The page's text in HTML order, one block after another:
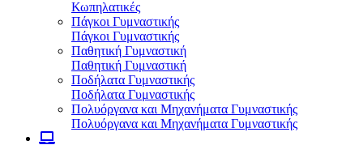
Κωπηλατικές
Πάγκοι Γυμναστικής
Πάγκοι Γυμναστικής
Παθητική Γυμναστική
Παθητική Γυμναστική
Ποδήλατα Γυμναστικής
Ποδήλατα Γυμναστικής
Πολυόργανα και Μηχανήματα Γυμναστικής
Πολυόργανα και Μηχανήματα Γυμναστικής